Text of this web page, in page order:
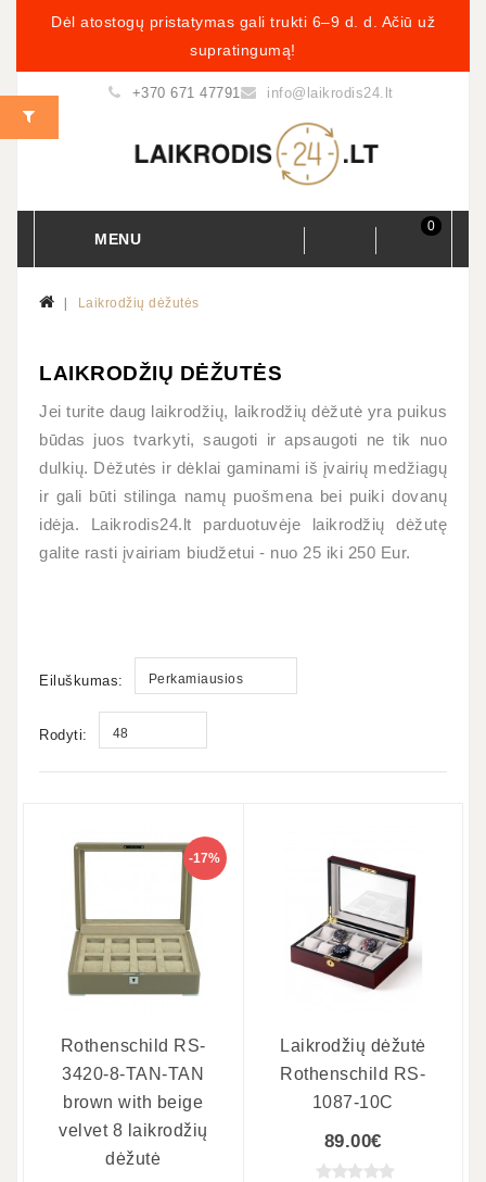
Dėl atostogų pristatymas gali trukti 6–9 d. d. Ačiū už
supratingumą!
+370 671 47791 info@laikrodis24.lt
0
MENU
Laikrodžių dėžutės
LAIKRODŽIŲ DĖŽUTĖS
Jei turite daug laikrodžių, laikrodžių dėžutė yra puikus
būdas juos tvarkyti, saugoti ir apsaugoti ne tik nuo
dulkių. Dėžutės ir dėklai gaminami iš įvairių medžiagų
ir gali būti stilinga namų puošmena bei puiki dovanų
idėja. Laikrodis24.lt parduotuvėje laikrodžių dėžutę
galite rasti įvairiam biudžetui - nuo 25 iki 250 Eur.
Eiluškumas: Perkamiausios
Rodyti: 48
-17%
Rothenschild RS-
3420-8-TAN-TAN
brown with beige
velvet 8 laikrodžių
dėžutė
Laikrodžių dėžutė
Rothenschild RS-
1087-10C
89.00€